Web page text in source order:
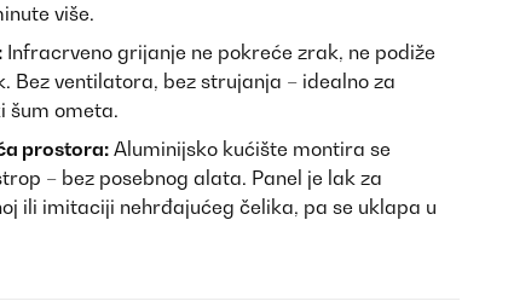
više.
Infracrveno grijanje ne pokreće zrak, ne podiže
Bez ventilatora, bez strujanja – idealno za
šum ometa.
prostora: Aluminijsko kućište montira se
– bez posebnog alata. Panel je lak za
ili imitaciji nehrđajućeg čelika, pa se uklapa u